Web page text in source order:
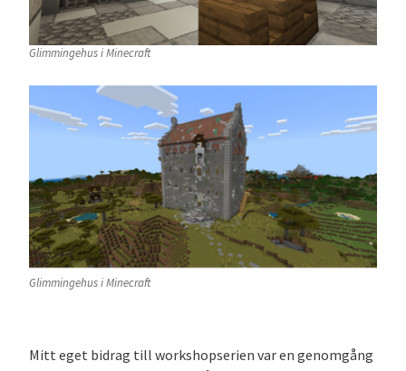
Glimmingehus i Minecraft
Glimmingehus i Minecraft
Mitt eget bidrag till workshopserien var en genomgång